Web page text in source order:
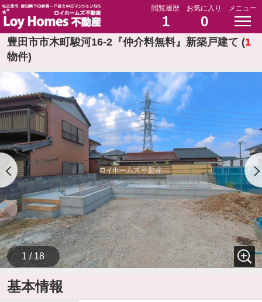
閲覧履歴
1
お気に入り
0
メニュー
豊田市市木町駿河16-2『仲介料無料』新築戸建て (1
物件)
1 / 18
基本情報